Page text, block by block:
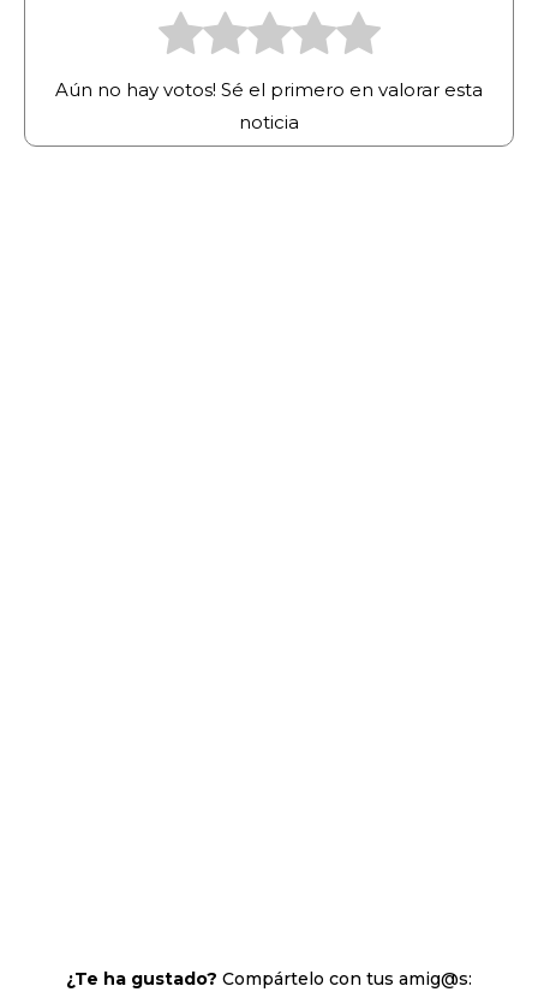
Aún no hay votos! Sé el primero en valorar esta
noticia
¿Te ha gustado? Compártelo con tus amig@s: